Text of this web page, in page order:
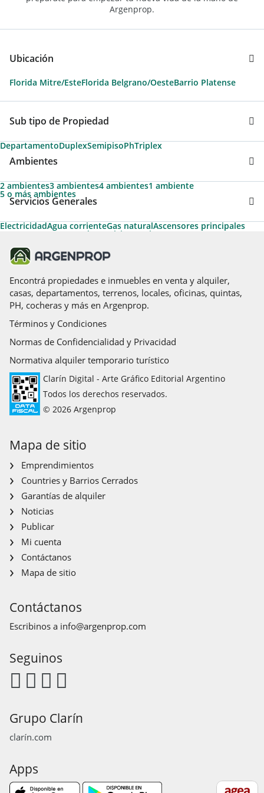
Argenprop.
Ubicación
Florida Mitre/EsteFlorida Belgrano/OesteBarrio Platense
Sub tipo de Propiedad
DepartamentoDuplexSemipisoPhTriplex
Ambientes
2 ambientes3 ambientes4 ambientes1 ambiente
5 o más ambientes
Servicios Generales
ElectricidadAgua corrienteGas naturalAscensores principales
Ascensores de servicio Permite Mascotas
CalefacciónCalefacción tiro balanceado
Acceso para personas con movilidad reducida
ParrillaAgua caliente
Encontrá propiedades e inmuebles en venta y alquiler,
casas, departamentos, terrenos, locales, oficinas, quintas,
PH, cocheras y más en Argenprop.
Términos y Condiciones
Normas de Confidencialidad y Privacidad
Normativa alquiler temporario turístico
Clarín Digital - Arte Gráfico Editorial Argentino
Todos los derechos reservados.
© 2026 Argenprop
Mapa de sitio
Emprendimientos
Countries y Barrios Cerrados
Garantías de alquiler
Noticias
Publicar
Mi cuenta
Contáctanos
Mapa de sitio
Contáctanos
Escribinos a info@argenprop.com
Seguinos
Grupo Clarín
clarín.com
Apps